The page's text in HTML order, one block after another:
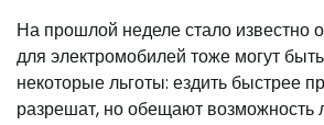
На прошлой неделе стало известно
для электромобилей тоже могут
некоторые льготы: ездить быстрее
разрешат, но обещают возможность